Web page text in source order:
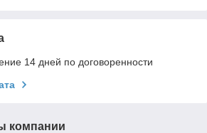
14 дней по договоренности
компании